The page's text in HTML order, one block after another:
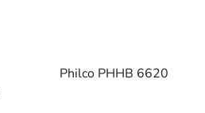
Philco PHHB 6620